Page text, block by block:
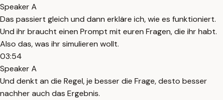
Speaker A
Das passiert gleich und dann erkläre ich, wie es funktioniert.
Und ihr braucht einen Prompt mit euren Fragen, die ihr habt.
Also das, was ihr simulieren wollt.
03:54
Speaker A
Und denkt an die Regel, je besser die Frage, desto besser
nachher auch das Ergebnis.